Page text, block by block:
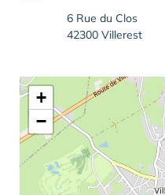
6 Rue du Clos
42300 Villerest
+
−